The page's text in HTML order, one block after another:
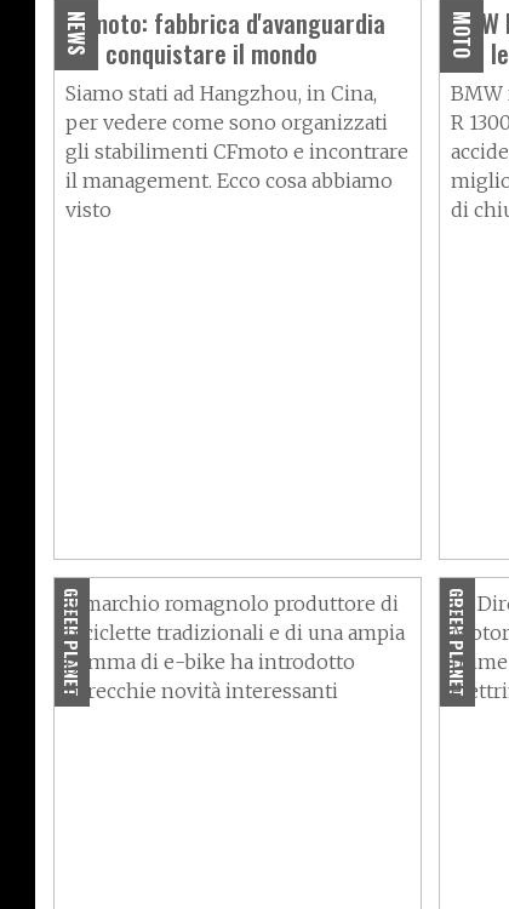
NEWS
CFmoto: fabbrica d'avanguardia
per conquistare il mondo
Siamo stati ad Hangzhou, in Cina,
per vedere come sono organizzati
gli stabilimenti CFmoto e incontrare
il management. Ecco cosa abbiamo
visto
MOTO
per
BMW
R
di
GREEN PLANET
le ruote… e su Internet
Il marchio romagnolo produttore di
biciclette tradizionali e di una ampia
gamma di e-bike ha introdotto
parecchie novità interessanti
GREEN PLANET
La